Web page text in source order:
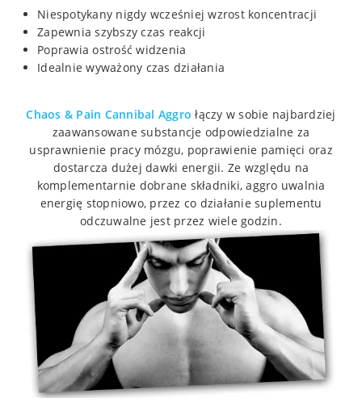
Niespotykany nigdy wcześniej wzrost koncentracji
Zapewnia szybszy czas reakcji
Poprawia ostrość widzenia
Idealnie wyważony czas działania
Chaos & Pain Cannibal Aggro łączy w sobie najbardziej
zaawansowane substancje odpowiedzialne za
usprawnienie pracy mózgu, poprawienie pamięci oraz
dostarcza dużej dawki energii. Ze względu na
komplementarnie dobrane składniki, aggro uwalnia
energię stopniowo, przez co działanie suplementu
odczuwalne jest przez wiele godzin.